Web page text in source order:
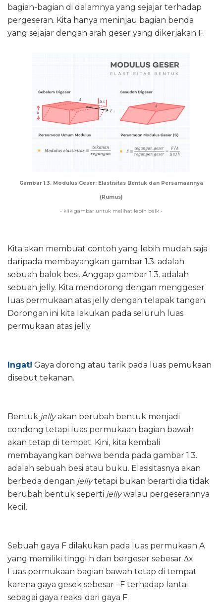
bagian-bagian di dalamnya yang sejajar terhadap
pergeseran. Kita hanya meninjau bagian benda
yang sejajar dengan arah geser yang dikerjakan F.
Gambar 1.3. Modulus Geser: Elastisitas Bentuk dan Persamaannya
(Rumus)
- klik gambar untuk melihat lebih baik -
Kita akan membuat contoh yang lebih mudah saja
daripada membayangkan gambar 1.3. adalah
sebuah balok besi. Anggap gambar 1.3. adalah
sebuah jelly. Kita mendorong dengan menggeser
luas permukaan atas jelly dengan telapak tangan.
Dorongan ini kita lakukan pada seluruh luas
permukaan atas jelly.
Ingat! Gaya dorong atau tarik pada luas pemukaan
disebut tekanan.
Bentuk jellyakan berubah bentuk menjadi
condong tetapi luas permukaan bagian bawah
akan tetap di tempat. Kini, kita kembali
membayangkan bahwa benda pada gambar 1.3.
adalah sebuah besi atau buku. Elasisitasnya akan
berbeda dengan jellytetapi bukan berarti dia tidak
berubah bentuk seperti jellywalau pergeserannya
kecil.
Sebuah gaya F dilakukan pada luas permukaan A
yang memiliki tinggi h dan bergeser sebesar Δx.
Luas permukaan bagian bawah tetap di tempat
karena gaya gesek sebesar –F terhadap lantai
sebagai gaya reaksi dari gaya F.